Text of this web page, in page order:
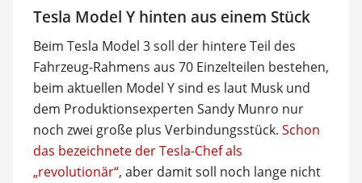
Tesla Model Y hinten aus einem Stück
Beim Tesla Model 3 soll der hintere Teil des
Fahrzeug-Rahmens aus 70 Einzelteilen bestehen,
beim aktuellen Model Y sind es laut Musk und
dem Produktionsexperten Sandy Munro nur
noch zwei große plus Verbindungsstück. Schon
das bezeichnete der Tesla-Chef als
„revolutionär“, aber damit soll noch lange nicht